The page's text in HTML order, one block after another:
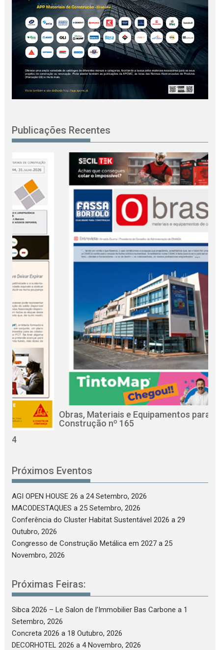
Publicações Recentes
Obras, Materiais e Equipamentos para a
Construção nº 165
Próximos Eventos
AGI OPEN HOUSE 26 a 24 Setembro, 2026
MACODESTAQUES a 25 Setembro, 2026
Conferência do Cluster Habitat Sustentável 2026 a 29
Outubro, 2026
Congresso de Construção Metálica em 2027 a 25
Novembro, 2026
Próximas Feiras:
Sibca 2026 – Le Salon de l’Immobilier Bas Carbone a 1
Setembro, 2026
Concreta 2026 a 18 Outubro, 2026
DECORHOTEL 2026 a 4 Novembro, 2026